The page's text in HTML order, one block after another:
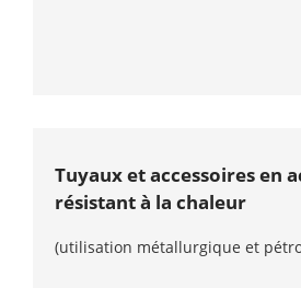
Tuyaux et accessoires en
résistant à la chaleur
(utilisation métallurgique et